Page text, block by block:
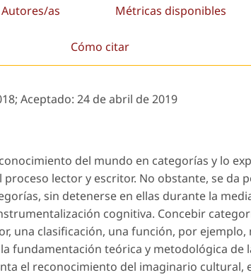
Autores/as Métricas disponibles
Cómo citar
Aceptado: 24 de abril de 2019
del mundo en categorías y lo
lector y escritor. No obstante, se da
sin detenerse en ellas durante la
cognitiva. Concebir
una clasificación, una función, por
fundamentación teórica y metodológica de
el reconocimiento del imaginario cultural,